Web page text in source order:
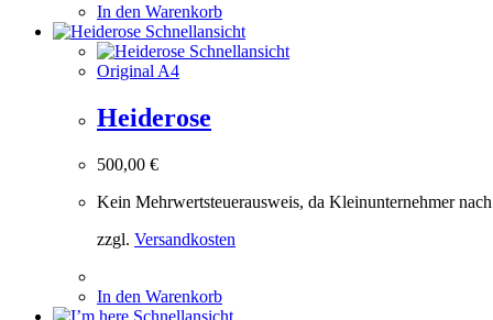
In den Warenkorb
Schnellansicht
Schnellansicht
Original A4
Heiderose
500,00 €
Kein Mehrwertsteuerausweis, da Kleinunternehmer
zzgl. Versandkosten
In den Warenkorb
Schnellansicht